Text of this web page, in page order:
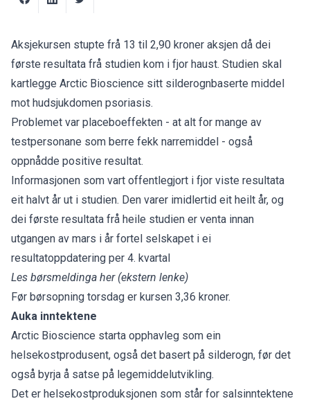
Aksjekursen stupte frå 13 til 2,90 kroner aksjen då dei
første resultata frå studien kom i fjor haust. Studien skal
kartlegge Arctic Bioscience sitt silderognbaserte middel
mot hudsjukdomen psoriasis.
Problemet var placeboeffekten - at alt for mange av
testpersonane som berre fekk narremiddel - også
oppnådde positive resultat.
Informasjonen som vart offentlegjort i fjor viste resultata
eit halvt år ut i studien. Den varer imidlertid eit heilt år, og
dei første resultata frå heile studien er venta innan
utgangen av mars i år fortel selskapet i ei
resultatoppdatering per 4. kvartal
Les børsmeldinga her(ekstern lenke)
Før børsopning torsdag er kursen 3,36 kroner.
Auka inntektene
Arctic Bioscience starta opphavleg som ein
helsekostprodusent, også det basert på silderogn, før det
også byrja å satse på legemiddelutvikling.
Det er helsekostproduksjonen som står for salsinntektene